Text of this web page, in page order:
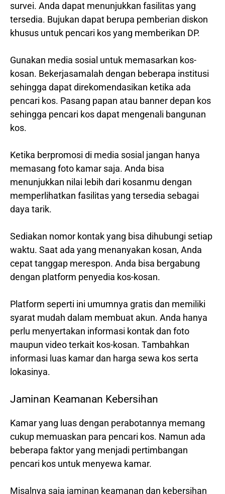
survei. Anda dapat menunjukkan fasilitas yang
tersedia. Bujukan dapat berupa pemberian diskon
khusus untuk pencari kos yang memberikan DP.
Gunakan media sosial untuk memasarkan kos-
kosan. Bekerjasamalah dengan beberapa institusi
sehingga dapat direkomendasikan ketika ada
pencari kos. Pasang papan atau banner depan kos
sehingga pencari kos dapat mengenali bangunan
kos.
Ketika berpromosi di media sosial jangan hanya
memasang foto kamar saja. Anda bisa
menunjukkan nilai lebih dari kosanmu dengan
memperlihatkan fasilitas yang tersedia sebagai
daya tarik.
Sediakan nomor kontak yang bisa dihubungi setiap
waktu. Saat ada yang menanyakan kosan, Anda
cepat tanggap merespon. Anda bisa bergabung
dengan platform penyedia kos-kosan.
Platform seperti ini umumnya gratis dan memiliki
syarat mudah dalam membuat akun. Anda hanya
perlu menyertakan informasi kontak dan foto
maupun video terkait kos-kosan. Tambahkan
informasi luas kamar dan harga sewa kos serta
lokasinya.
Jaminan Keamanan Kebersihan
Kamar yang luas dengan perabotannya memang
cukup memuaskan para pencari kos. Namun ada
beberapa faktor yang menjadi pertimbangan
pencari kos untuk menyewa kamar.
Misalnya saja jaminan keamanan dan kebersihan